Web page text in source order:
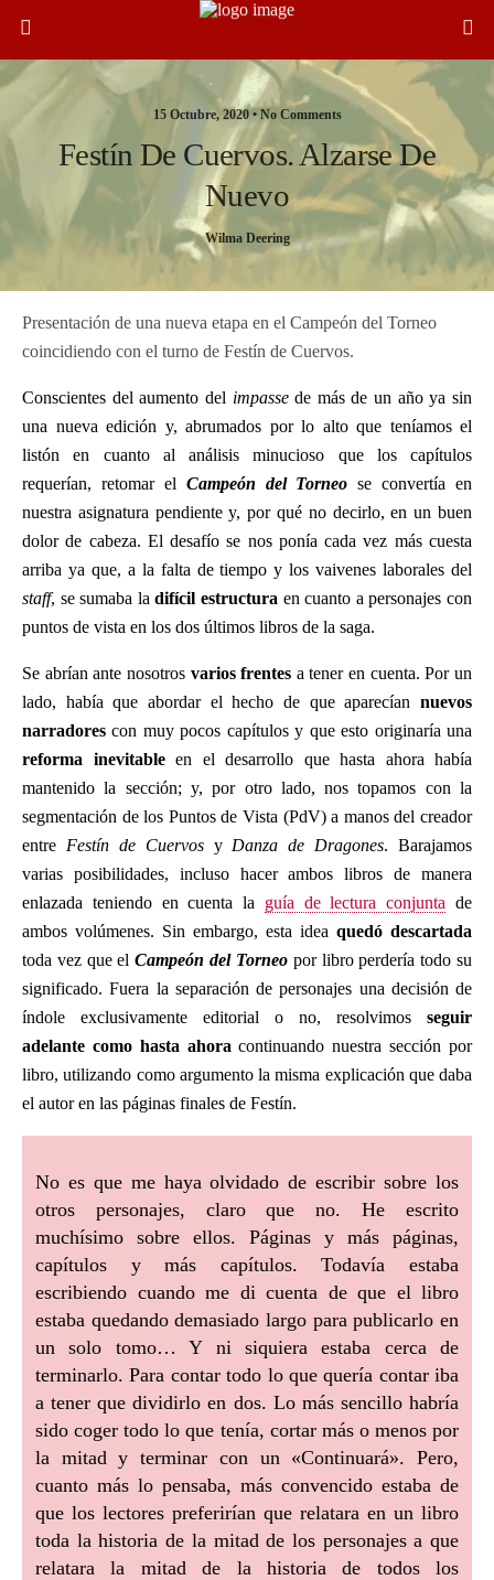
15 Octubre, 2020 • No Comments
Festín De Cuervos. Alzarse De
Nuevo
Wilma Deering
Presentación de una nueva etapa en el Campeón del Torneo
coincidiendo con el turno de Festín de Cuervos.
Conscientes del aumento del impassede más de un año ya sin
una nueva edición y, abrumados por lo alto que teníamos el
listón en cuanto al análisis minucioso que los capítulos
requerían, retomar el Campeón del Torneo se convertía en
nuestra asignatura pendiente y, por qué no decirlo, en un buen
dolor de cabeza. El desafío se nos ponía cada vez más cuesta
arriba ya que, a la falta de tiempo y los vaivenes laborales del
staff, se sumaba ladifícil estructura en cuanto a personajes con
puntos de vista en los dos últimos libros de la saga.
Se abrían ante nosotros varios frentes a tener en cuenta. Por un
lado, había que abordar el hecho de que aparecían nuevos
narradores con muy pocos capítulos y que esto originaría una
reforma inevitableen el desarrollo que hasta ahora había
mantenido la sección; y, por otro lado, nos topamos con la
segmentación de los Puntos de Vista (PdV) a manos del creador
entre Festín de Cuervosy Danza de Dragones. Barajamos
varias posibilidades, incluso hacer ambos libros de manera
enlazada teniendo en cuenta la guía de lectura conjunta de
ambos volúmenes. Sin embargo, esta idea quedó descartada
toda vez que elCampeón del Torneopor libro perdería todo su
significado. Fuera la separación de personajes una decisión de
índole exclusivamente editorial o no, resolvimos seguir
adelante como hasta ahora continuando nuestra sección por
libro, utilizando como argumento la misma explicación que daba
el autor en las páginas finales de Festín.
No es que me haya olvidado de escribir sobre los
otros personajes, claro que no. He escrito
muchísimo sobre ellos. Páginas y más páginas,
capítulos y más capítulos. Todavía estaba
escribiendo cuando me di cuenta de que el libro
estaba quedando demasiado largo para publicarlo en
un solo tomo… Y ni siquiera estaba cerca de
terminarlo. Para contar todo lo que quería contar iba
a tener que dividirlo en dos. Lo más sencillo habría
sido coger todo lo que tenía, cortar más o menos por
la mitad y terminar con un «Continuará». Pero,
cuanto más lo pensaba, más convencido estaba de
que los lectores preferirían que relatara en un libro
toda la historia de la mitad de los personajes a que
relatara la mitad de la historia de todos los